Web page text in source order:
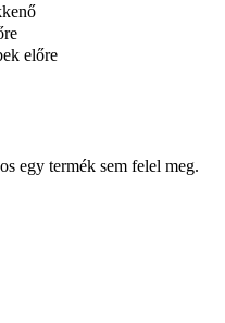
előre
egy termék sem felel meg.